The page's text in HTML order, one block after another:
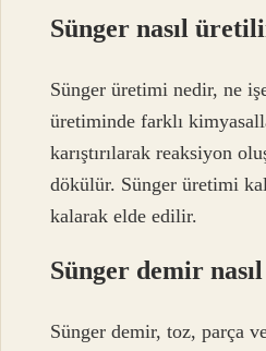
Sünger nasıl
Sünger üretimi nedir, ne
üretiminde farklı
karıştırılarak reaksiyon
dökülür. Sünger üretimi
kalarak elde edilir.
Sünger demir
Sünger demir, toz, parça